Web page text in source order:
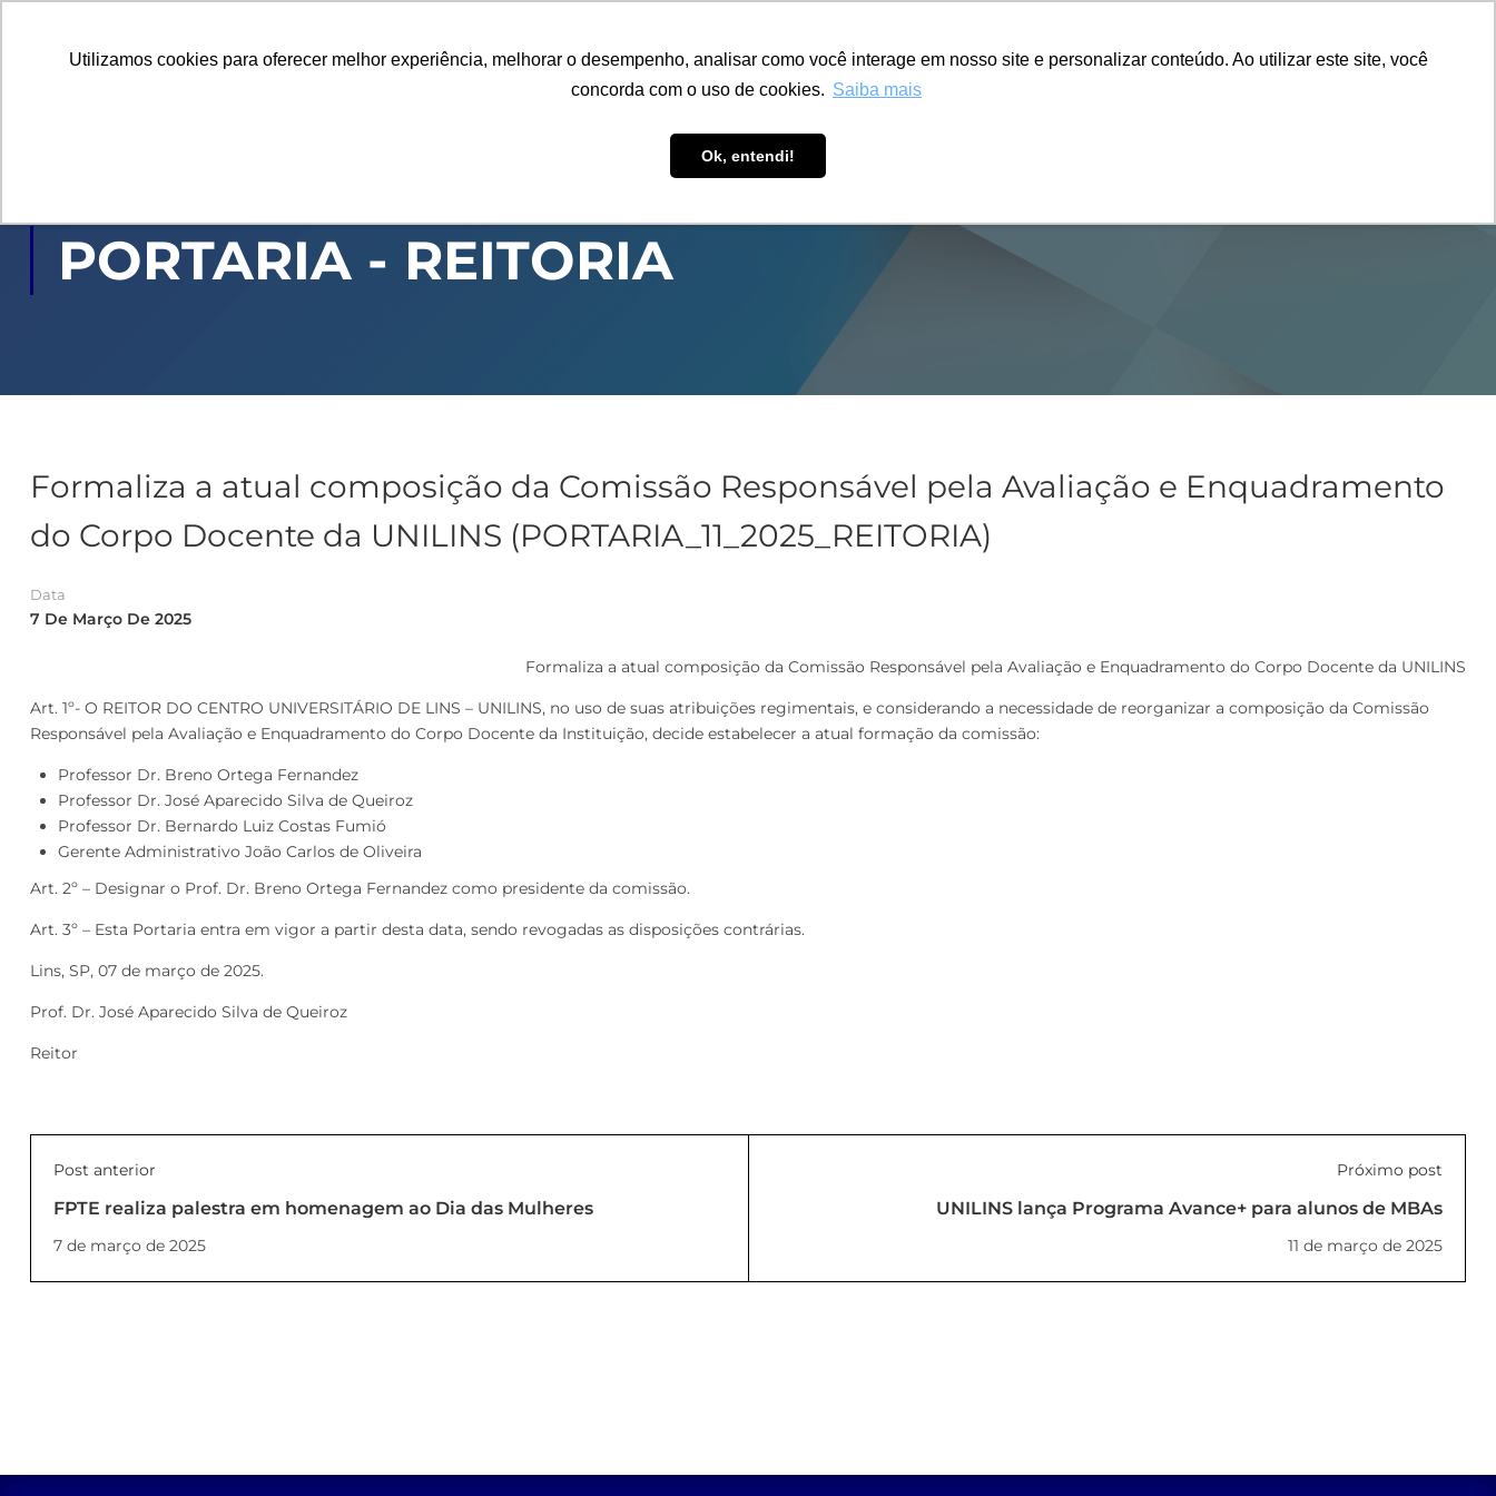
Utilizamos cookies para oferecer melhor experiência, melhorar o desempenho, analisar como você interage em nosso site e personalizar conteúdo. Ao utilizar este site, você
concorda com o uso de cookies. Saiba mais
Ok, entendi!
PÓS-GRADUAÇÃO CAPACITAÇÃO EXTENSÃO PESQUISA
PORTARIA - REITORIA
Formaliza a atual composição da Comissão Responsável pela Avaliação e Enquadramento
do Corpo Docente da UNILINS (PORTARIA_11_2025_REITORIA)
Data
7 De Março De 2025
Formaliza a atual composição da Comissão Responsável pela Avaliação e Enquadramento do Corpo Docente da UNILINS
Art. 1º- O REITOR DO CENTRO UNIVERSITÁRIO DE LINS – UNILINS, no uso de suas atribuições regimentais, e considerando a necessidade de reorganizar a composição da Comissão
Responsável pela Avaliação e Enquadramento do Corpo Docente da Instituição, decide estabelecer a atual formação da comissão:
Professor Dr. Breno Ortega Fernandez
Professor Dr. José Aparecido Silva de Queiroz
Professor Dr. Bernardo Luiz Costas Fumió
Gerente Administrativo João Carlos de Oliveira
Art. 2º – Designar o Prof. Dr. Breno Ortega Fernandez como presidente da comissão.
Art. 3º – Esta Portaria entra em vigor a partir desta data, sendo revogadas as disposições contrárias.
Lins, SP, 07 de março de 2025.
Prof. Dr. José Aparecido Silva de Queiroz
Reitor
Post anterior
FPTE realiza palestra em homenagem ao Dia das Mulheres
7 de março de 2025
Próximo post
UNILINS lança Programa Avance+ para alunos de MBAs
11 de março de 2025